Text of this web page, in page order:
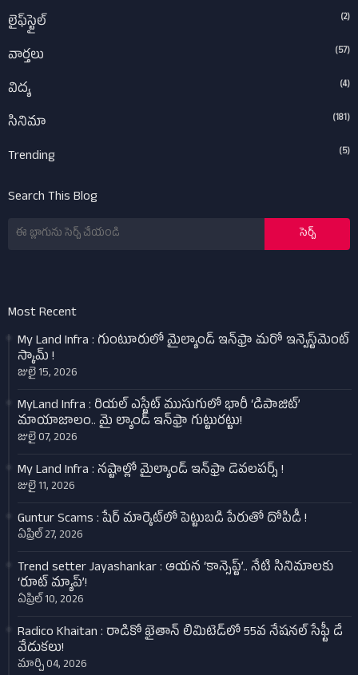
లైఫ్‌స్టైల్‌ (2)
వార్తలు (57)
విద్య (4)
సినిమా (181)
Trending (5)
Search This Blog
Most Recent
My Land Infra : గుంటూరులో మైల్యాండ్ ఇన్‌ఫ్రా మరో ఇన్వెస్ట్‌మెంట్
స్కామ్ !
జులై 15, 2026
MyLand Infra : రియల్ ఎస్టేట్ ముసుగులో భారీ ‘డిపాజిట్’
మాయాజాలం.. మై ల్యాండ్ ఇన్‌ఫ్రా గుట్టురట్టు!
జులై 07, 2026
My Land Infra : నష్టాల్లో మైల్యాండ్ ఇన్‌ఫ్రా డెవలపర్స్ !
జులై 11, 2026
Guntur Scams : షేర్ మార్కెట్‌లో పెట్టుబడి పేరుతో దోపిడీ !
ఏప్రిల్ 27, 2026
Trend setter Jayashankar : ఆయన ‘కాన్సెప్ట్’.. నేటి సినిమాలకు
‘రూట్ మ్యాప్’!
ఏప్రిల్ 10, 2026
Radico Khaitan : రాడికో ఖైతాన్ లిమిటెడ్‌లో 55వ నేషనల్ సేఫ్టీ డే
వేడుకలు!
మార్చి 04, 2026